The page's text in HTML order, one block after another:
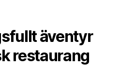
äventyr
restaurang